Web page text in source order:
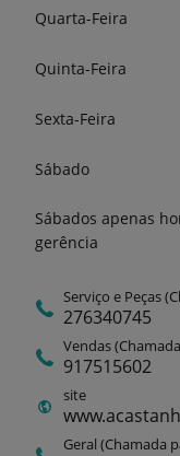
Quarta-Feira
Quinta-Feira
Sexta-Feira
Sábado
Sábados apenas
gerência
Serviço e Peças
276340745
Vendas
917515602
site
Geral (Chamada